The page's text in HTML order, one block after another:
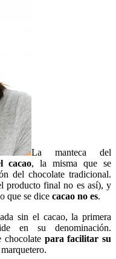
La manteca del
cacao, la misma que se
del chocolate tradicional.
producto final no es así), y
que se dice cacao no es.
sin el cacao, la primera
en su denominación.
chocolate para facilitar su